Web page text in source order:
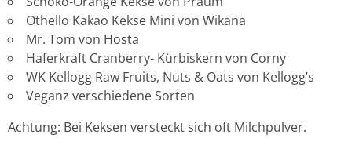
Othello Kakao Kekse Mini von Wikana
Mr. Tom von Hosta
Haferkraft Cranberry- Kürbiskern von Corny
WK Kellogg Raw Fruits, Nuts & Oats von Kellogg’s
Veganz verschiedene Sorten
Achtung: Bei Keksen versteckt sich oft Milchpulver.